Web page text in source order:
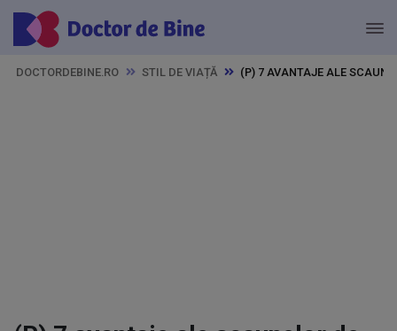
DOCTORDEBINE.RO STIL DE VIAȚĂ (P) 7 AVANTAJE ALE